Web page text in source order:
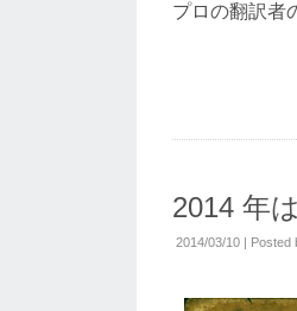
プロの翻訳者
2014 年
2014/03/10 | Posted